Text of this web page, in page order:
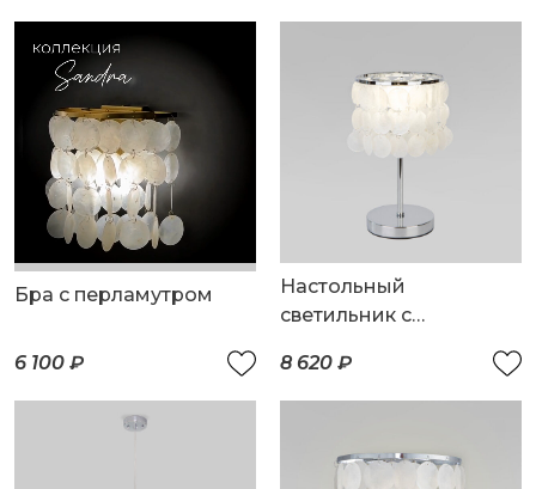
Бра с перламутром
6 100 ₽
Настольный
светильник с
8 620 ₽